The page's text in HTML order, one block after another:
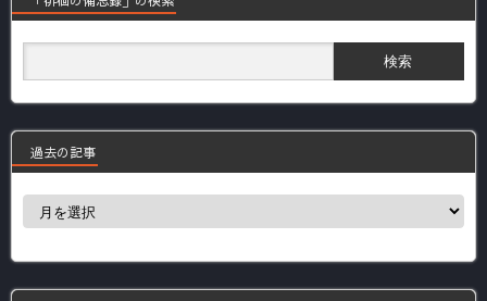
過去の記事
事